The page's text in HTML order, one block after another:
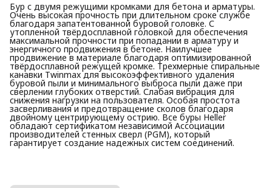
Бур с двумя режущими кромками для бетона и арматуры.
Очень высокая прочность при длительном сроке службе
благодаря запатентованной буровой головке. С
утопленной твёрдосплавной головкой для обеспечения
максимальной прочности при попадании в арматуру и
энергичного продвижения в бетоне. Наилучшее
продвижение в материале благодаря оптимизированной
твёрдосплавной режущей кромкe. Трехмерные спиральные
канавки Twinmax для высокоэффективного удаления
буровой пыли и минимального выброса пыли даже при
сверлении глубоких отверстий. Слабая вибрация для
снижения нагрузки на пользователя. Особая простота
засверливания и предотвращение сколов благодаря
двойному центрирующему острию. Все буры Heller
обладают сертификатом независимой Ассоциации
производителей стенных сверл (PGM), который
гарантирует создание надежных систем соединений.